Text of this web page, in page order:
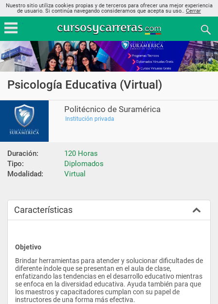
Nuestro sitio utiliza cookies propias y de terceros para ofrecer una mejor experiencia
de usuario. Si continúa navegando consideramos que acepta su uso.. Cerrar
Psicología Educativa (Virtual)
Politécnico de Suramérica
Institución privada
Duración:
120 Horas
Tipo:
Diplomados
Modalidad:
Virtual
Características
Objetivo
Brindar herramientas para atender y solucionar dificultades de
diferente índole que se presentan en el aula de clase,
enfatizando las tendencias en el desarrollo educativo mientras
se enfoca en la diversidad educativa. Ayuda también para que
los maestros y capacitadores cumplan con su papel de
instructores de una forma más efectiva.